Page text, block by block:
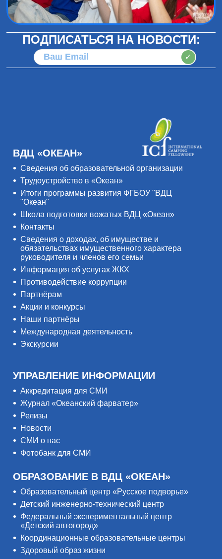
ПОДПИСАТЬСЯ НА НОВОСТИ:
✓
ВДЦ «ОКЕАН»
Сведения об образовательной организации
Трудоустройство в «Океан»
Итоги программы развития ФГБОУ "ВДЦ
"Океан"
Школа подготовки вожатых ВДЦ «Океан»
Контакты
Сведения о доходах, об имуществе и
обязательствах имущественного характера
руководителя и членов его семьи
Информация об услугах ЖКХ
Противодействие коррупции
Партнёрам
Акции и конкурсы
Наши партнёры
Международная деятельность
Экскурсии
УПРАВЛЕНИЕ ИНФОРМАЦИИ
Аккредитация для СМИ
Журнал «Океанский фарватер»
Релизы
Новости
СМИ о нас
Фотобанк для СМИ
ОБРАЗОВАНИЕ В ВДЦ «ОКЕАН»
Образовательный центр «Русское подворье»
Детский инженерно-технический центр
Федеральный экспериментальный центр
«Детский автогород»
Координационные образовательные центры
Здоровый образ жизни